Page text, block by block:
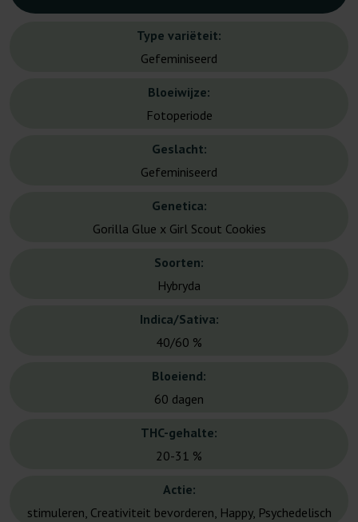
Type variëteit:
Gefeminiseerd
Bloeiwijze:
Fotoperiode
Geslacht:
Gefeminiseerd
Genetica:
Gorilla Glue x Girl Scout Cookies
Soorten:
Hybryda
Indica/Sativa:
40/60 %
Bloeiend:
60 dagen
THC-gehalte:
20-31 %
Actie:
stimuleren, Creativiteit bevorderen, Happy, Psychedelisch